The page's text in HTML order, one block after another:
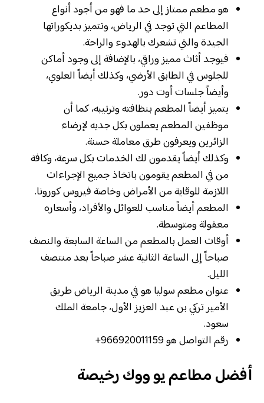
هو مطعم ممتاز إلى حد ما فهو من أجود أنواع
المطاعم التي توجد في الرياض، وتتميز بديكوراتها
الجيدة والتي تشعرك بالهدوء والراحة.
فيوجد أثاث مميز وراقي، بالإضافة إلى وجود أماكن
للجلوس في الطابق الأرضي، وكذلك أيضاً العلوي،
وأيضاً جلسات أوت دور.
يتميز أيضاً المطعم بنظافته وترتيبه، كما أن
موظفين المطعم يعملون بكل جديه لإرضاء
الزائرين ويعرفون طرق معاملة حسنة.
وكذلك أيضاً يقدمون لك الخدمات بكل سرعة، وكافة
من في المطعم يقومون باتخاذ جميع الإجراءات
اللازمة للوقاية من الأمراض وخاصة فيروس كورونا.
المطعم أيضاً مناسب للعوائل والأفراد، وأسعاره
معقولة ومتوسطة.
أوقات العمل بالمطعم من الساعة السابعة والنصف
صباحاً إلى الساعة الثانية عشر صباحاً بعد منتصف
الليل.
عنوان مطعم سوليا هو في مدينة الرياض طريق
الأمير تركي بن عبد العزيز الأول، جامعة الملك
سعود.
رقم التواصل هو 966920011159+
أفضل مطاعم يو ووك رخيصة